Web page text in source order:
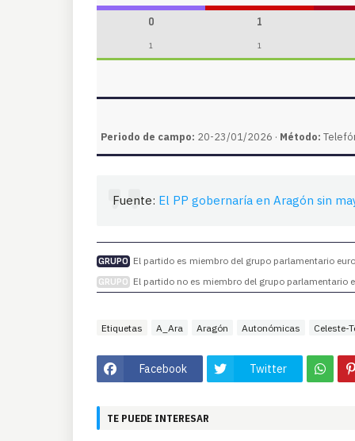
0 1
1 1
Periodo de campo: 20-23/01/2026 · Método:
Fuente: El PP gobernaría en Aragón sin
GRUPO El partido es miembro del grupo parlamentario
GRUPO El partido no es miembro del grupo parlamentario
Etiquetas A_Ara Aragón Autonómicas Celeste-
Facebook Twitter
TE PUEDE INTERESAR